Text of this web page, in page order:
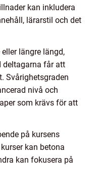
kan inkludera
lärarstil och det
längre längd,
deltagarna får att
Svårighetsgraden
nivå och
som krävs för att
på kursens
kan betona
kan fokusera på